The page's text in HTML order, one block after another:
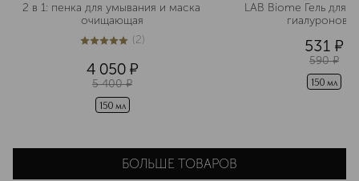
2 в 1: пенка для умывания и маска
очищающая
5из 52 (2)
4 050 ¤
5 400 ¤
150 мл
LAB Biome Гель для
531 ¤
590 ¤
150 мл
БОЛЬШЕ ТОВАРОВ